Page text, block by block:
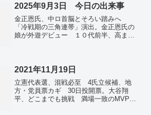
議長を選出…政府・与党。関係改善基調
2025年9月3日 今日の出来事
金正恩氏、中ロ首脳とそろい踏みへ
「冷戦期の三角連帯」演出。金正恩氏の
娘が外遊デビュー １０代前半、高まる
人超が賛成。関東で線状降水帯の恐れ
導体開発で企業連合 レゾナックなど２
７社参画。
2021年11月19日
立憲代表選、混戦必至 4氏立候補、地
方・党員票カギ 30日投開票。大谷翔
平、どこまでも挑戦 満場一致のMVPに